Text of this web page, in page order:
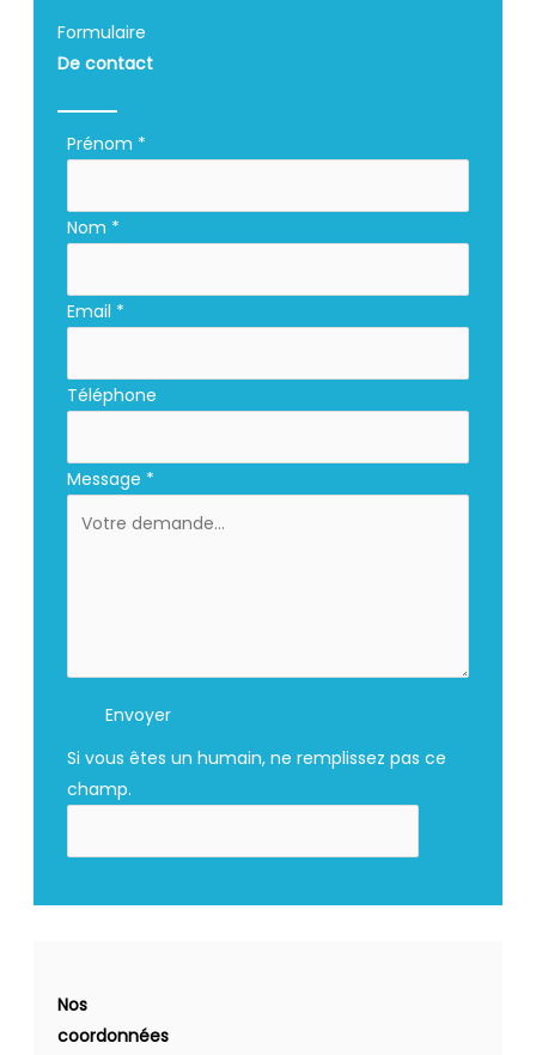
Formulaire
De contact
Formulaire
téléphone
Prénom *
Nom *
Email *
Téléphone
Message *
Envoyer
Si vous êtes un humain, ne remplissez pas ce
champ.
Nos
coordonnées